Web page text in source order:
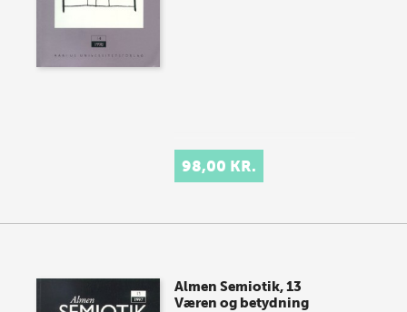
98,00 KR.
Almen Semiotik, 13
Væren og betydning